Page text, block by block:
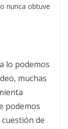
nunca obtuve
lo podemos
muchas
podemos
de